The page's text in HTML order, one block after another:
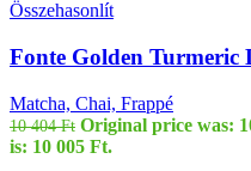
Összehasonlít
Fonte Golden Turmeric
Matcha, Chai, Frappé
10 404Ft Original price was:
is: 10 005 Ft.